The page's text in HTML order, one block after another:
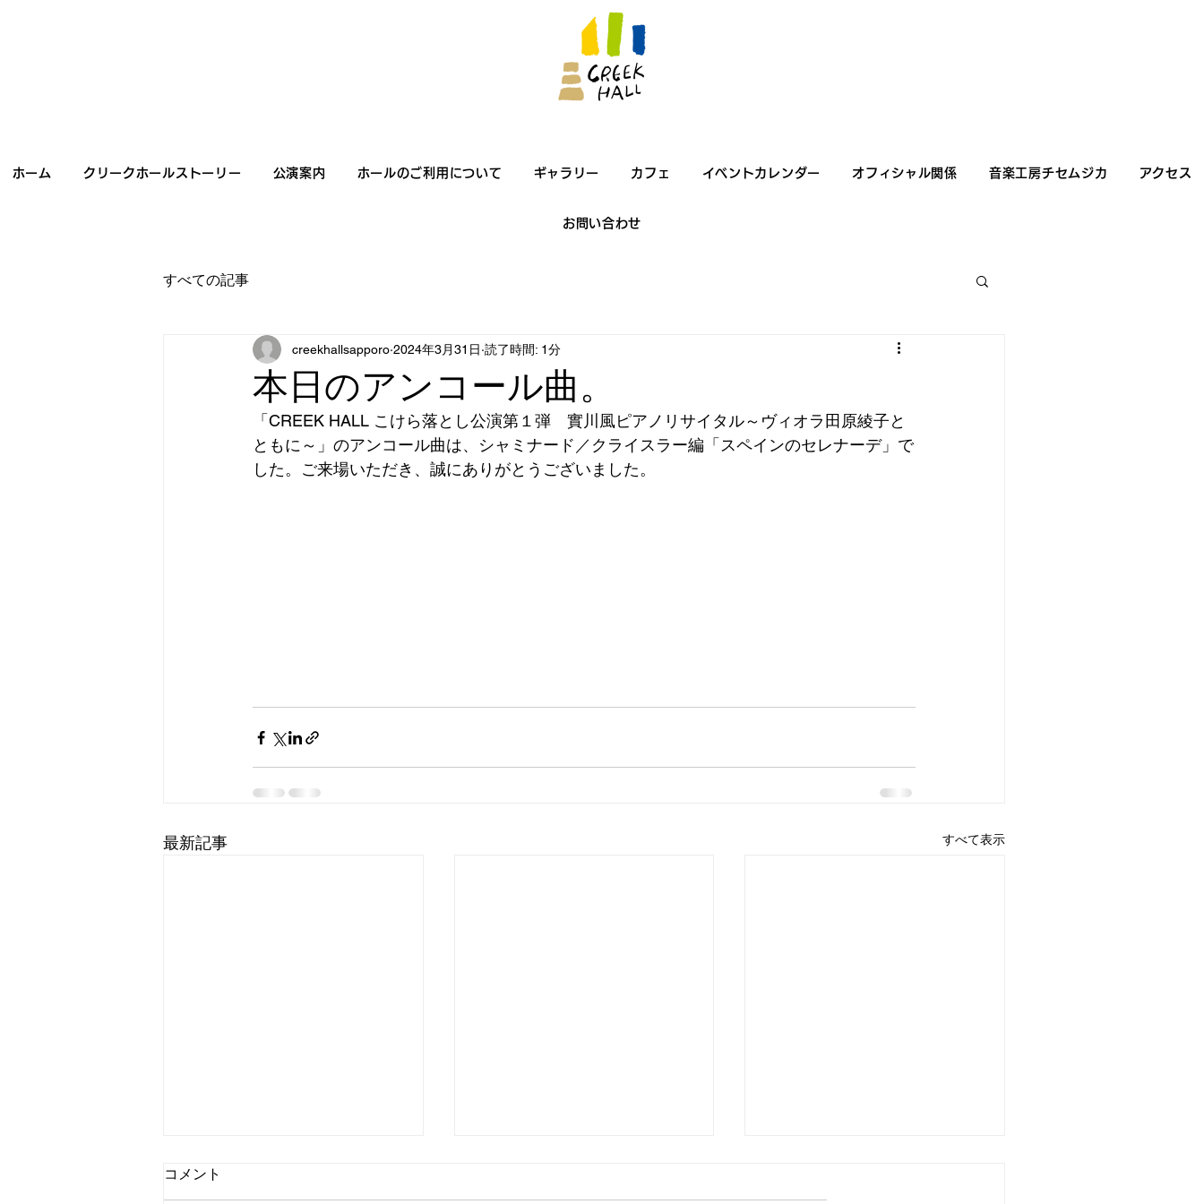
ホーム クリークホールストーリー 公演案内 ホールのご利用について ギャラリー カフェ イベントカレンダー オフィシャル関係 音楽工房チセムジカ アクセス
お問い合わせ
すべての記事
本日のアンコール曲。
creekhallsapporo 2024年3月31日 読了時間: 1分
「CREEK HALL こけら落とし公演第１弾　實川風ピアノリサイタル～ヴィオラ田原綾子と
ともに～」のアンコール曲は、シャミナード／クライスラー編「スペインのセレナーデ」で
した。ご来場いただき、誠にありがとうございました。
最新記事 すべて表示
コメント